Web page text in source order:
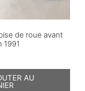
de roue avant
1991
AU